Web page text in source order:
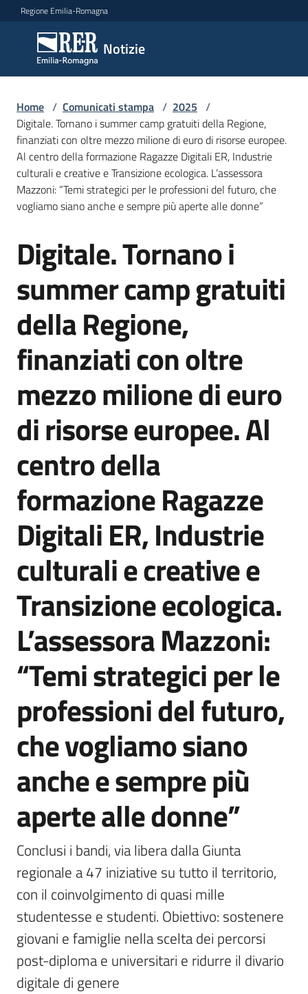
Vai al contenuto
Vai alla navigazione
Vai al footer
Regione Emilia-Romagna
Notizie
Notizie
Comunicati
stampa
Menu selezionato
Cerca
un
comunicato
Agenzia
di
informazione
e
Seguici
su
Home / Comunicati stampa / 2025 /
Digitale. Tornano i summer camp gratuiti della Regione,
finanziati con oltre mezzo milione di euro di risorse europee.
Al centro della formazione Ragazze Digitali ER, Industrie
culturali e creative e Transizione ecologica. L’assessora
Mazzoni: “Temi strategici per le professioni del futuro, che
vogliamo siano anche e sempre più aperte alle donne”
Salta al contenuto
Digitale. Tornano i
summer camp gratuiti
della Regione,
finanziati con oltre
mezzo milione di euro
di risorse europee. Al
centro della
formazione Ragazze
Digitali ER, Industrie
culturali e creative e
Transizione ecologica.
L’assessora Mazzoni:
“Temi strategici per le
professioni del futuro,
che vogliamo siano
anche e sempre più
aperte alle donne”
Conclusi i bandi, via libera dalla Giunta
regionale a 47 iniziative su tutto il territorio,
con il coinvolgimento di quasi mille
studentesse e studenti. Obiettivo: sostenere
giovani e famiglie nella scelta dei percorsi
post-diploma e universitari e ridurre il divario
digitale di genere